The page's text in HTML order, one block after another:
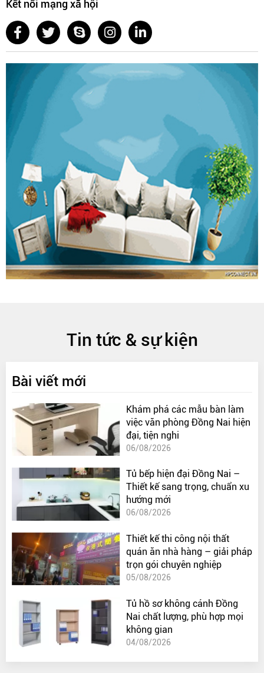
Kết nối mạng xã hội
Tin tức & sự kiện
Bài viết mới
Khám phá các mẫu bàn làm
việc văn phòng Đồng Nai hiện
đại, tiện nghi
06/08/2026
Tủ bếp hiện đại Đồng Nai –
Thiết kế sang trọng, chuẩn xu
hướng mới
06/08/2026
Thiết kế thi công nội thất
quán ăn nhà hàng – giải pháp
trọn gói chuyên nghiệp
05/08/2026
Tủ hồ sơ không cánh Đồng
Nai chất lượng, phù hợp mọi
không gian
04/08/2026